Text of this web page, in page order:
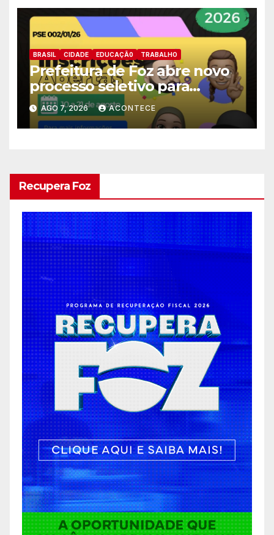
BRASIL CIDADE EDUCAÇÃ0 TRABALHO
Prefeitura de Foz abre novo
processo seletivo para
estagiários
AGO 7, 2026 ACONTECE
Recupera Foz